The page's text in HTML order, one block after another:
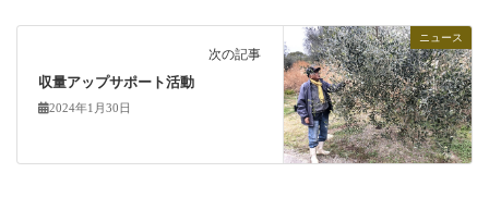
ニュース
次の記事
収量アップサポート活動
2024年1月30日